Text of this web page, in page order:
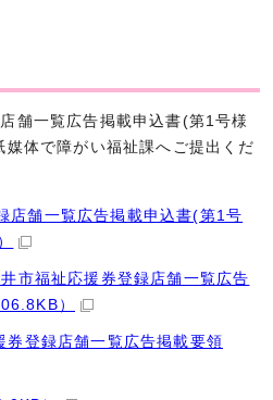
舗一覧広告掲載申込書(第1号様
体で障がい福祉課へご提出くだ
店舗一覧広告掲載申込書(第1号
市福祉応援券登録店舗一覧広告
）
登録店舗一覧広告掲載要領